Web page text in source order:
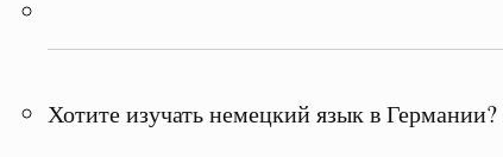
Хотите изучать немецкий язык в